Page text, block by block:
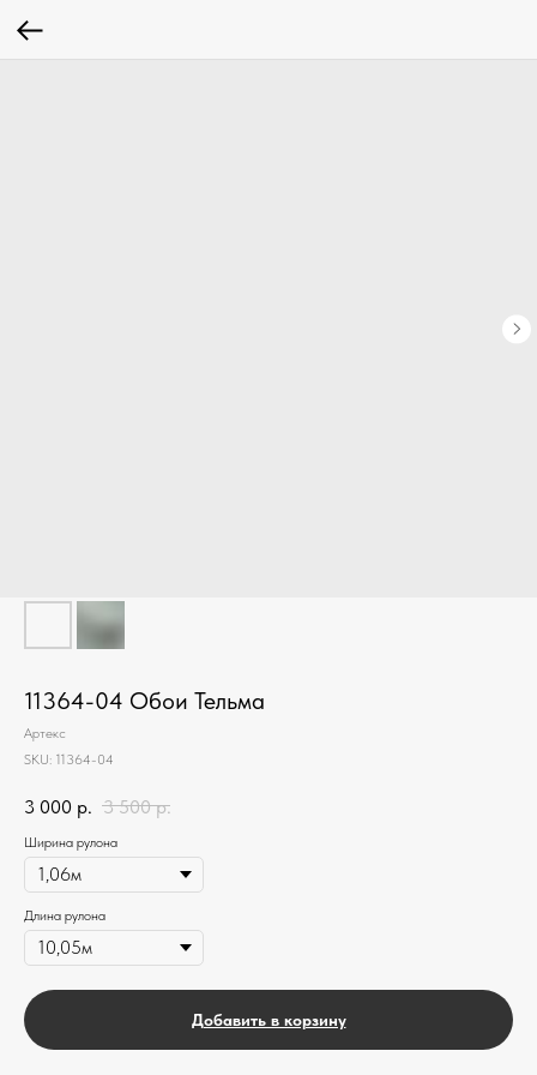
11364-04 Обои Тельма
Артекс
SKU: 11364-04
3 000 р. 3 500 р.
Ширина рулона
Длина рулона
Добавить в корзину